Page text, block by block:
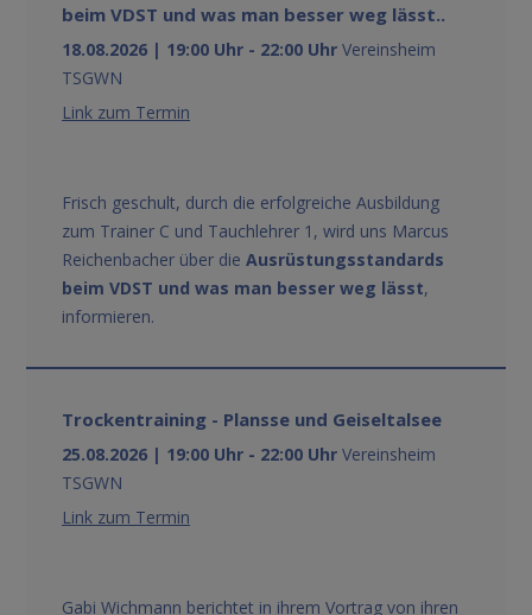
beim VDST und was man besser weg lässt..
18.08.2026 | 19:00 Uhr - 22:00 Uhr Vereinsheim
TSGWN
Link zum Termin
Frisch geschult, durch die erfolgreiche Ausbildung
zum Trainer C und Tauchlehrer 1, wird uns Marcus
Reichenbacher über die Ausrüstungsstandards
beim VDST und was man besser weg lässt,
informieren.
Trockentraining - Plansse und Geiseltalsee
25.08.2026 | 19:00 Uhr - 22:00 Uhr Vereinsheim
TSGWN
Link zum Termin
Gabi Wichmann berichtet in ihrem Vortrag von ihren